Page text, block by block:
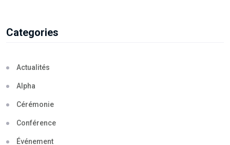
Categories
Actualités
Alpha
Cérémonie
Conférence
Événement